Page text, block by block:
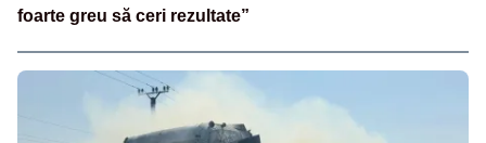
foarte greu să ceri rezultate”